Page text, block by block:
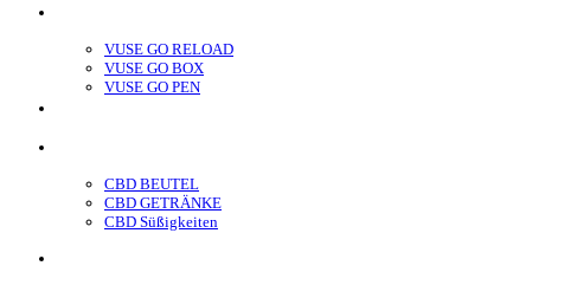
VUSE GO RELOAD
VUSE GO BOX
VUSE GO PEN
CBD BEUTEL
CBD GETRÄNKE
CBD Süßigkeiten